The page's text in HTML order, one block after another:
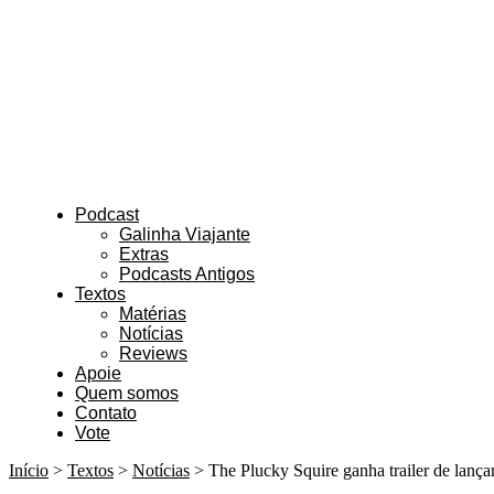
Podcast
Galinha Viajante
Extras
Podcasts Antigos
Textos
Matérias
Notícias
Reviews
Apoie
Quem somos
Contato
Vote
Início > Textos > Notícias > The Plucky Squire ganha trailer de